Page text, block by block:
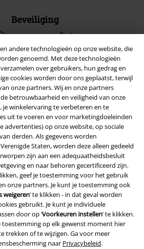
andere technologieën op onze website, die
genoemd. Met deze technologieën
over gebruikers, hun gedrag en
cookies worden door ons geplaatst, terwijl
onze partners. Wij en onze partners
betrouwbaarheid en veiligheid van onze
je winkelervaring te verbeteren en te
uit te voeren en voor marketingdoeleinden
advertenties) op onze website, op sociale
derden. Als gegevens worden
Staten, worden deze alleen gedeeld
zijn aan een adequaatheidsbesluit
en naar behoren gecertificeerd zijn.
geef je toestemming voor het gebruik
onze partners. Je kunt je toestemming ook
weigeren’ te klikken - in dat geval worden
gebruikt. Je kunt je individuele
door op ‘Voorkeuren instellen’ te klikken.
toestemming op elk gewenst moment hier
trekken of te wijzigen. Ga voor meer
naar Privacybeleid.
Beveiliging